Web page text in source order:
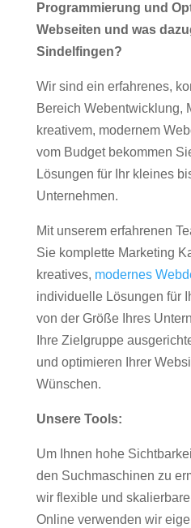
Programmierung und
Webseiten und was
Sindelfingen?
Wir sind ein erfahrenes,
Bereich Webentwicklung,
kreativem, modernem
vom Budget bekommen
Lösungen für Ihr kleines
Unternehmen.
Mit unserem erfahrenen
Sie komplette Marketing
kreatives, modernes
individuelle Lösungen für
von der Größe Ihres
Ihre Zielgruppe
und optimieren Ihrer
Wünschen.
Unsere Tools:
Um Ihnen hohe
den Suchmaschinen zu
wir flexible und
Online verwenden wir